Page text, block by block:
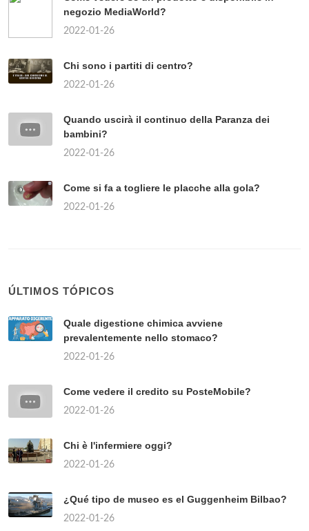
negozio MediaWorld?
2022-01-26
Chi sono i partiti di centro?
2022-01-26
Quando uscirà il continuo della Paranza dei
bambini?
2022-01-26
Come si fa a togliere le placche alla gola?
2022-01-26
ÚLTIMOS TÓPICOS
Quale digestione chimica avviene
prevalentemente nello stomaco?
2022-01-26
Come vedere il credito su PosteMobile?
2022-01-26
Chi è l'infermiere oggi?
2022-01-26
¿Qué tipo de museo es el Guggenheim Bilbao?
2022-01-26